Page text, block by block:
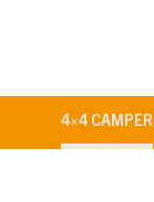
4×4 CAMPER